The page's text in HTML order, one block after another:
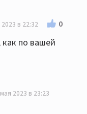
в 22:32 0
по вашей
2023 в 23:23